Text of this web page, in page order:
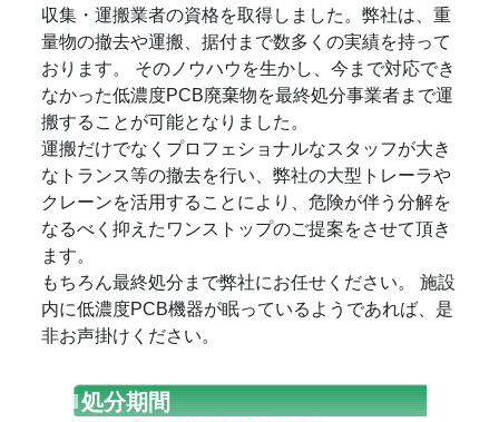
収集・運搬業者の資格を取得しました。弊社は、重
量物の撤去や運搬、据付まで数多くの実績を持って
おります。 そのノウハウを生かし、今まで対応でき
なかった低濃度PCB廃棄物を最終処分事業者まで運
搬することが可能となりました。
運搬だけでなくプロフェショナルなスタッフが大き
なトランス等の撤去を行い、弊社の大型トレーラや
クレーンを活用することにより、危険が伴う分解を
なるべく抑えたワンストップのご提案をさせて頂き
ます。
もちろん最終処分まで弊社にお任せください。 施設
内に低濃度PCB機器が眠っているようであれば、是
非お声掛けください。
処分期間